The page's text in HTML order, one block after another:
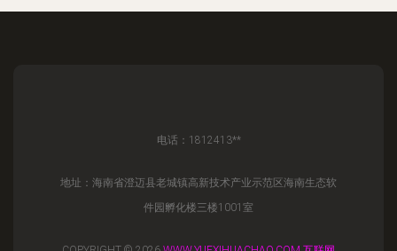
电话：1812413**
地址：海南省澄迈县老城镇高新技术产业示范区海南生态软
件园孵化楼三楼1001室